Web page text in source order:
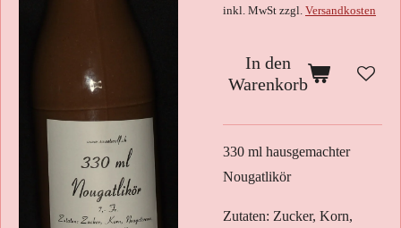
inkl. MwSt zzgl. Versandkosten
In den
Warenkorb
330 ml hausgemachter
Nougatlikör
Zutaten: Zucker, Korn,